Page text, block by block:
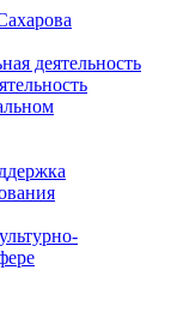
деятельность